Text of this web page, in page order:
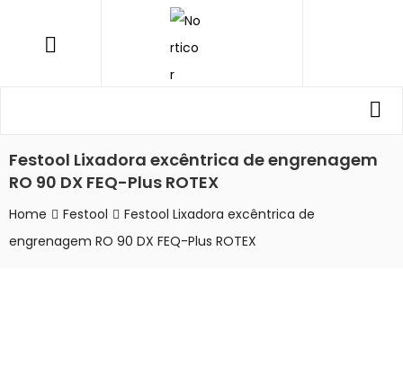
Festool Lixadora excêntrica de engrenagem
RO 90 DX FEQ-Plus ROTEX
Home Festool
Festool Lixadora excêntrica de
engrenagem RO 90 DX FEQ-Plus ROTEX